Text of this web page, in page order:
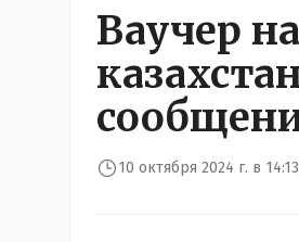
Ваучер
10 октября 2024 г. в 14:13